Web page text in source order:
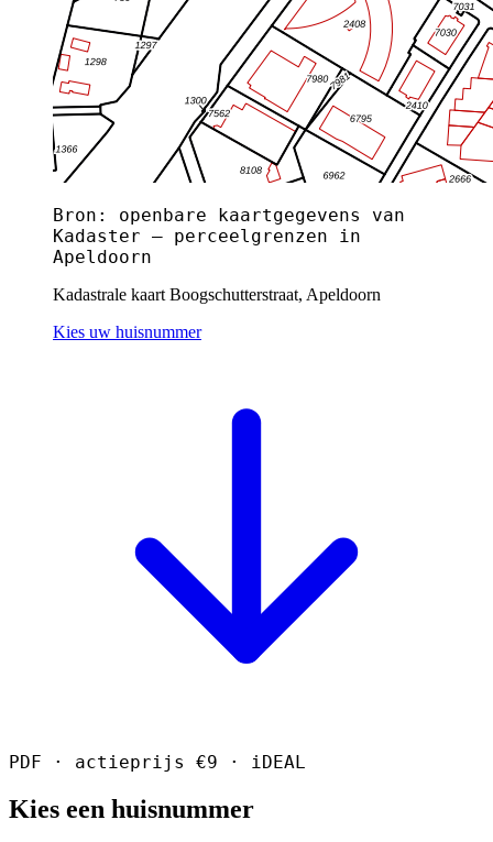
Bron: openbare kaartgegevens van
Kadaster — perceelgrenzen in
Apeldoorn
Kadastrale kaart Boogschutterstraat, Apeldoorn
Kies uw huisnummer
PDF · actieprijs €9 · iDEAL
Kies een huisnummer